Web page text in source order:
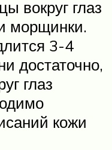
вокруг глаз
морщинки.
3-4
достаточно,
глаз
кожи